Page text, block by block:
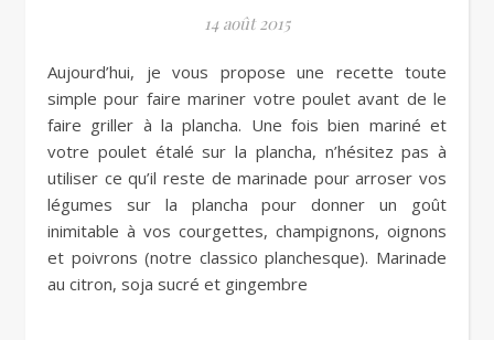
14 août 2015
Aujourd’hui, je vous propose une recette toute
simple pour faire mariner votre poulet avant de le
faire griller à la plancha. Une fois bien mariné et
votre poulet étalé sur la plancha, n’hésitez pas à
utiliser ce qu’il reste de marinade pour arroser vos
légumes sur la plancha pour donner un goût
inimitable à vos courgettes, champignons, oignons
et poivrons (notre classico planchesque). Marinade
au citron, soja sucré et gingembre